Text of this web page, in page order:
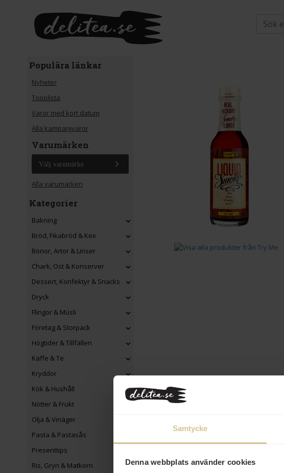
Samtycke
Denna webbplats använder cookies
Populära länkar
Nyheter
Topplista
Varor med kort datum
Alla kampanjvaror
Varumärken
Välj varumärke
Alla varumärken
Kategorier
Bakning
Bröd, Fikabröd & Kex
Bönor, Ärtor & Linser
Chark, Ost & Konserver
Dessert, Konfektyr & Snacks
Dryck
Flingor & Müsli
Företag & Storpack
Högtider & Tillfällen
Kaffe & Te
Kryddor
Kök & Hushåll
Nötter & Frukt
Olja & Vinäger
Pasta & Pastasås
Presenttips
Ris, Gryn & Matkorn